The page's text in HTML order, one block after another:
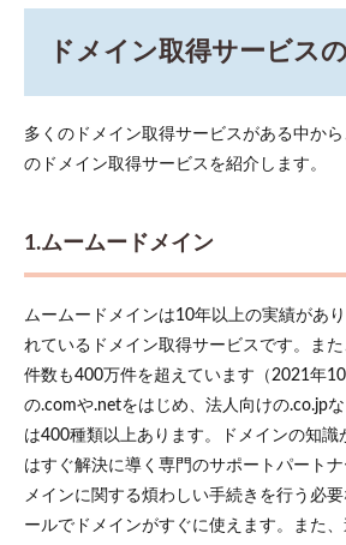
ドメイン取得サービス
多くのドメイン取得サービスがある中か
のドメイン取得サービスを紹介します。
1.ムームードメイン
ムームードメインは10年以上の実績があ
れているドメイン取得サービスです。ま
件数も400万件を超えています（2021年
の.comや.netをはじめ、法人向けの.co.jp
は400種類以上あります。ドメインの知識
はすぐ解決に導く専門のサポートパート
メインに関する煩わしい手続きを行う必
ールでドメインがすぐに使えます。また